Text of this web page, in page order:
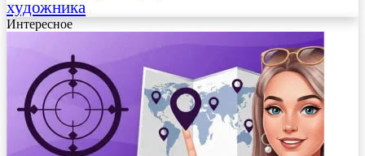
художника
Интересное